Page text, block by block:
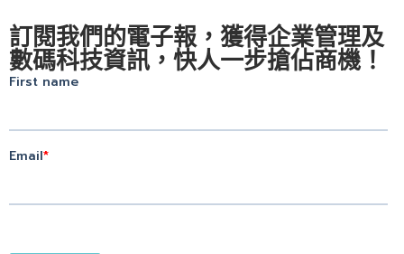
訂閱我們的電子報，獲得企業管理及
數碼科技資訊，快人一步搶佔商機！